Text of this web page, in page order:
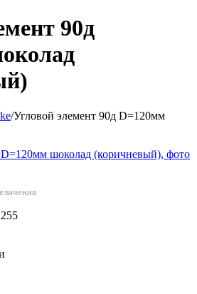
90д
/Угловой элемент 90д D=120мм
255